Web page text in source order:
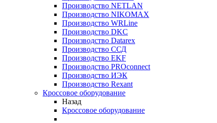
Производство NETLAN
Производство NIKOMAX
Производство WRLine
Производство DKC
Производство Datarex
Производство ССД
Производство EKF
Производство PROconnect
Производство ИЭК
Производство Rexant
Кроссовое оборудование
Назад
Кроссовое оборудование